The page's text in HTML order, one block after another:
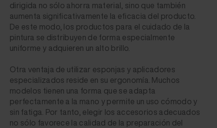
dirigida no sólo ahorra material, sino que también
aumenta significativamente la eficacia del producto.
De este modo, los productos para el cuidado de la
pintura se distribuyen de forma especialmente
uniforme y adquieren un alto brillo.
Otra ventaja de utilizar esponjas y aplicadores
especializados reside en su ergonomía. Muchos
modelos tienen una forma que se adapta
perfectamente a la mano y permite un uso cómodo y
sin fatiga. Por tanto, elegir los accesorios adecuados
no sólo favorece la calidad de la preparación del